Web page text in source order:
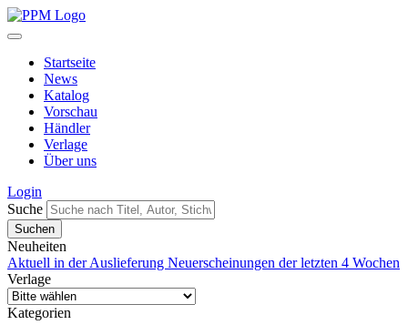
Startseite
News
Katalog
Vorschau
Händler
Verlage
Über uns
Login
Suche
Neuheiten
Aktuell in der Auslieferung Neuerscheinungen der letzten 4 Wochen
Verlage
Kategorien